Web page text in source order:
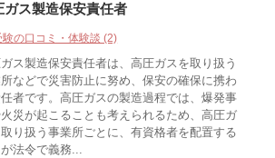
ガス製造保安責任者
験の口コミ・体験談 (2)
ス製造保安責任者は、高圧ガスを取り扱う
などで災害防止に努め、保安の確保に携わ
者です。高圧ガスの製造過程では、爆発事
災が起こることも考えられるため、高圧ガ
り扱う事業所ごとに、有資格者を配置する
法令で義務...